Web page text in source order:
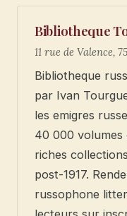
Bibliotheque
11 rue de Valence,
Bibliotheque
par Ivan
les emigres
40 000 volumes
riches
post-1917.
russophone